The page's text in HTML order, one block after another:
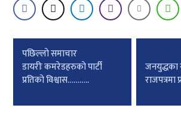
Post
navigation
पछिल्लाे समाचार
डायरीः कमरेडहरुको पार्टी
प्रतिको विश्वास………..
जनयुद्धका
राजपत्रमा